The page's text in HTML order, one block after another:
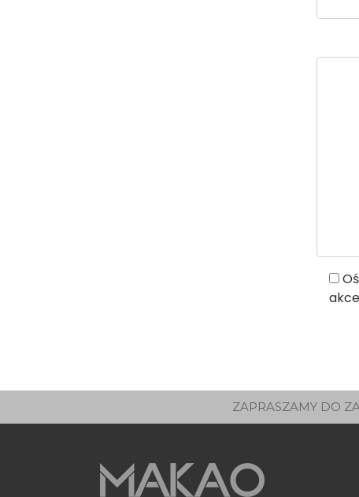
ZAPRASZAMY DO